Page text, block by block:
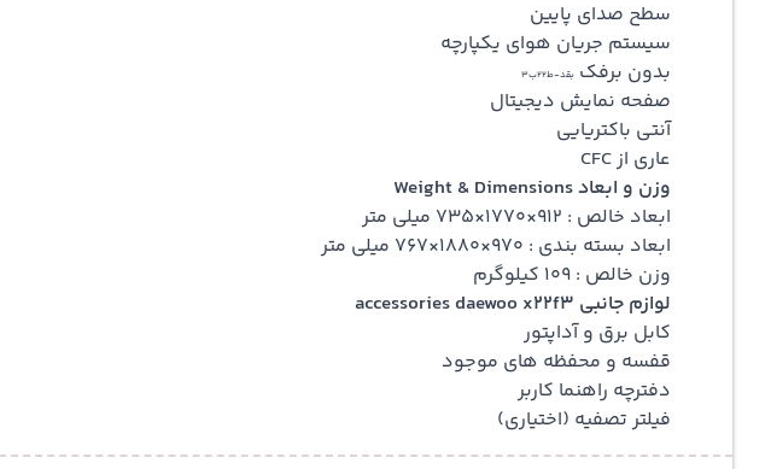
سطح صدای پایین
سیستم جریان هوای یکپارچه
بدون برفکبقد-ط22ب3
صفحه نمایش دیجیتال
آنتی باکتریایی
عاری از CFC
وزن و ابعاد Weight & Dimensions
ابعاد خالص : 912×1770×735 میلی متر
ابعاد بسته بندی : 970×1880×767 میلی متر
وزن خالص : 109 کیلوگرم
لوازم جانبی accessories daewoo x22f3
کابل برق و آداپتور
قفسه و محفظه های موجود
دفترچه راهنما کاربر
فیلتر تصفیه (اختیاری)